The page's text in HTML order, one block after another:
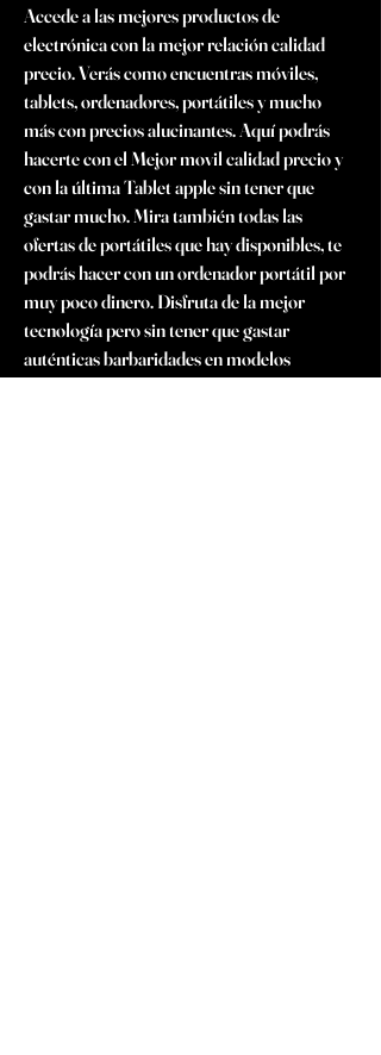
Accede a las mejores productos de
electrónica con la mejor relación calidad
precio. Verás como encuentras móviles,
tablets, ordenadores, portátiles y mucho
más con precios alucinantes. Aquí podrás
hacerte con el Mejor movil calidad precio y
con la última Tablet apple sin tener que
gastar mucho. Mira también todas las
ofertas de portátiles que hay disponibles, te
podrás hacer con un ordenador portátil por
muy poco dinero. Disfruta de la mejor
tecnología pero sin tener que gastar
auténticas barbaridades en modelos